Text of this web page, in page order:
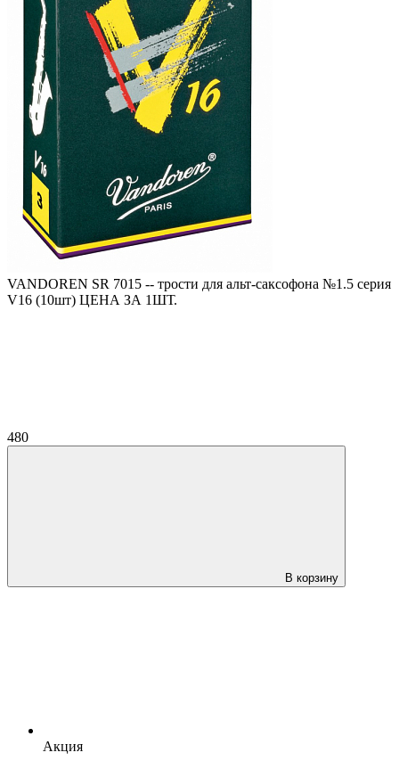
VANDOREN SR 7015 -- трости для альт-саксофона №1.5 серия
V16 (10шт) ЦЕНА ЗА 1ШТ.
480
В корзину
Акция